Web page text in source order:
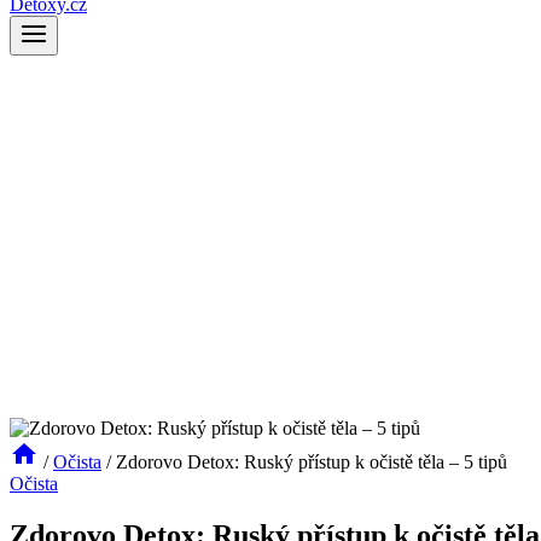
Detoxy.cz
/ Očista / Zdorovo Detox: Ruský přístup k očistě těla – 5 tipů
Očista